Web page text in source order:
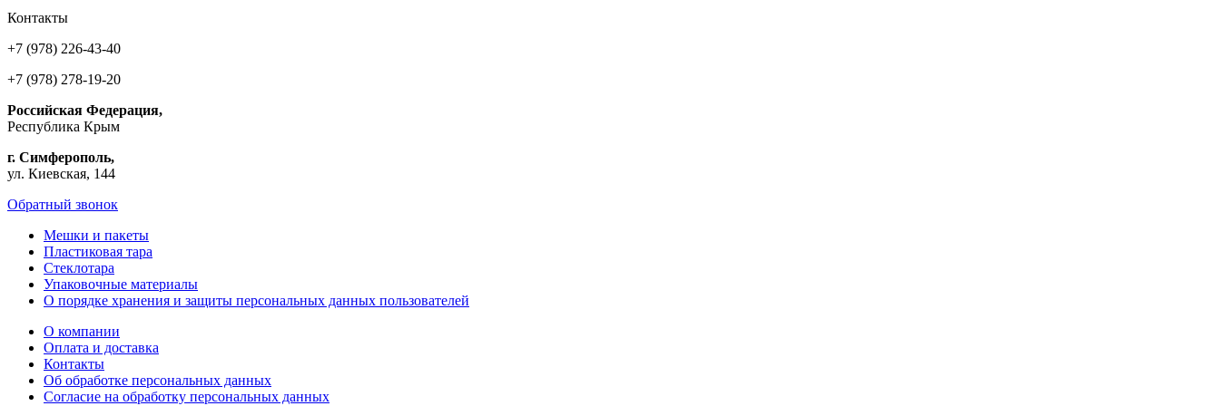
Контакты
+7 (978) 226-43-40
+7 (978) 278-19-20
Российская Федерация,
Республика Крым
г. Симферополь,
ул. Киевская, 144
Обратный звонок
Мешки и пакеты
Пластиковая тара
Стеклотара
Упаковочные материалы
О порядке хранения и защиты персональных данных пользователей
О компании
Оплата и доставка
Контакты
Об обработке персональных данных
Согласие на обработку персональных данных